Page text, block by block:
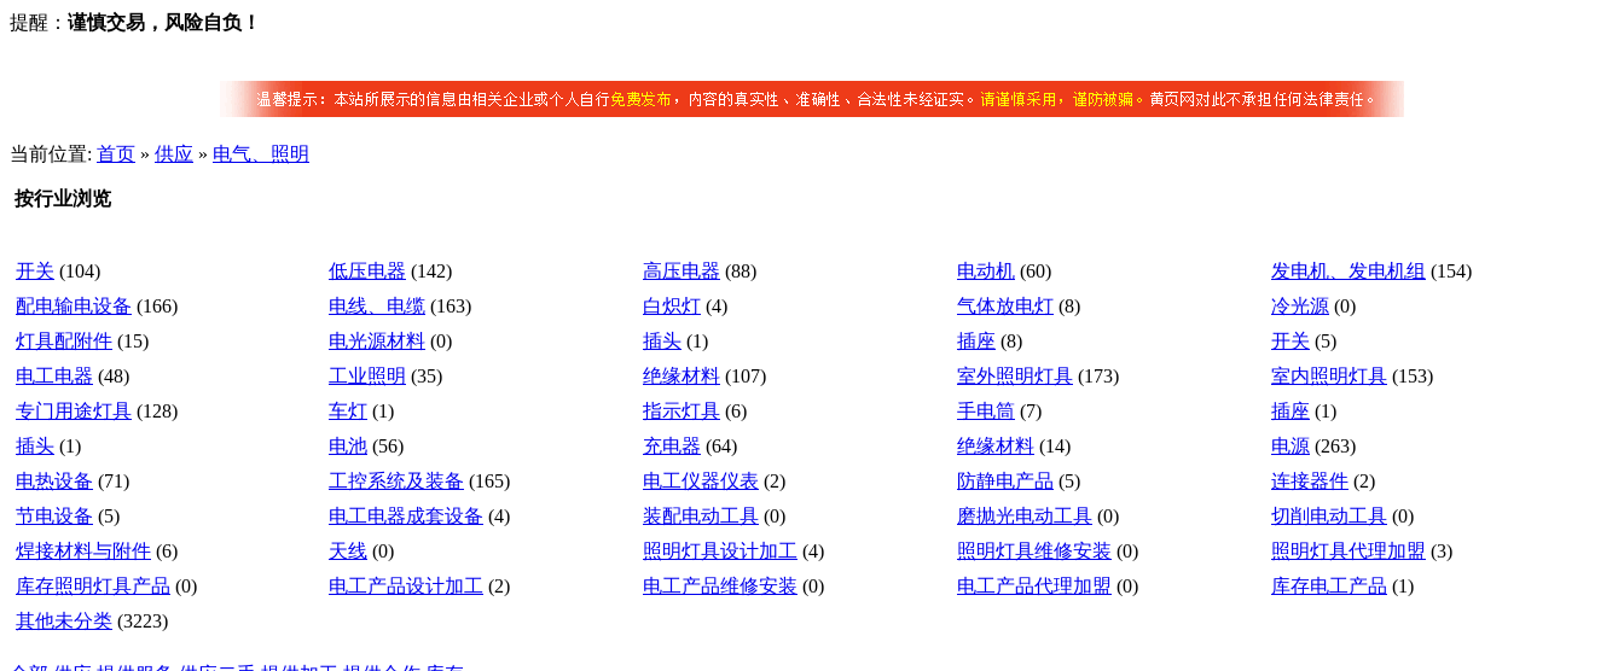
提醒： 谨慎交易，风险自负！
当前位置: 首页 » 供应 » 电气、照明
按行业浏览
开关 (104) 低压电器 (142) 高压电器 (88) 电动机 (60) 发电机、发电机组 (154)
配电输电设备 (166) 电线、电缆 (163) 白炽灯 (4) 气体放电灯 (8) 冷光源 (0)
灯具配附件 (15) 电光源材料 (0) 插头 (1) 插座 (8) 开关 (5)
电工电器 (48) 工业照明 (35) 绝缘材料 (107) 室外照明灯具 (173) 室内照明灯具 (153)
专门用途灯具 (128) 车灯 (1) 指示灯具 (6) 手电筒 (7) 插座 (1)
插头 (1) 电池 (56) 充电器 (64) 绝缘材料 (14) 电源 (263)
电热设备 (71) 工控系统及装备 (165) 电工仪器仪表 (2) 防静电产品 (5) 连接器件 (2)
节电设备 (5) 电工电器成套设备 (4) 装配电动工具 (0) 磨抛光电动工具 (0) 切削电动工具 (0)
焊接材料与附件 (6) 天线 (0) 照明灯具设计加工 (4) 照明灯具维修安装 (0) 照明灯具代理加盟 (3)
库存照明灯具产品 (0) 电工产品设计加工 (2) 电工产品维修安装 (0) 电工产品代理加盟 (0) 库存电工产品 (1)
其他未分类 (3223)